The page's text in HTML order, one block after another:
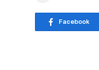
Facebook